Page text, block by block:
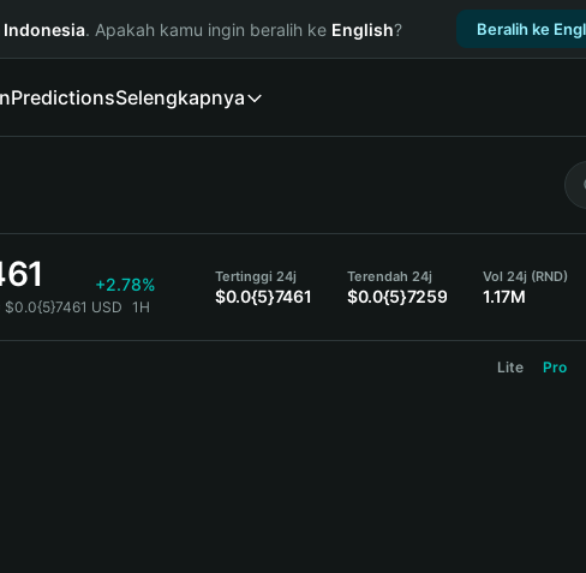
Indonesia. Apakah kamu ingin beralih ke English? Beralih ke
PredictionsSelengkapnya
+2.78%
$0.0{5}7461 USD 1H
Tertinggi 24j
$0.0{5}7461
Terendah 24j
$0.0{5}7259
Vol 24j (RND)
1.17M
Lite Pro